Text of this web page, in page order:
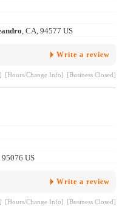
, CA, 94577 US
Write a review
[Hours/Change Info] [Business Closed]
95076 US
Write a review
[Hours/Change Info] [Business Closed]